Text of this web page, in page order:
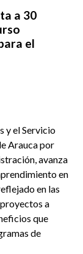
a 30
el
y el Servicio
Arauca por
avanza
en
en las
a
que
de